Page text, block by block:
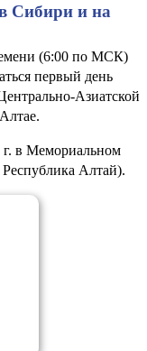
Сибири и на
(6:00 по МСК)
первый день
Азиатской
г. в Мемориальном
Алтай).